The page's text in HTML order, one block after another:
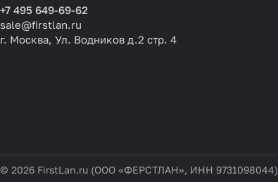
+7 495 649-69-62
sale@firstlan.ru
г. Москва, Ул. Водников д.2 стр. 4
© 2026 FirstLan.ru (ООО «ФЕРСТЛАН», ИНН 9731098044)